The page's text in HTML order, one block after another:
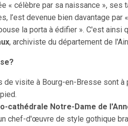
« célèbre par sa naissance »,
l’est devenue bien davantage
la porta à édifier ». C'est ainsi
, archiviste du département de
de visite à Bourg-en-Bresse sont
cathédrale Notre-Dame de
chef-d'œuvre de style gothique